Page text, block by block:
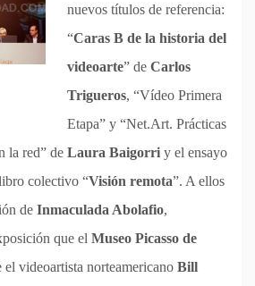
nuevos títulos de referencia:
“Caras B de la historia del
videoarte” de Carlos
Trigueros, “Vídeo Primera
Etapa” y “Net.Art. Prácticas
la red” de Laura Baigorri y el ensayo
colectivo “Visión remota”. A ellos
de Inmaculada Abolafio,
que el Museo Picasso de
el videoartista norteamericano Bill